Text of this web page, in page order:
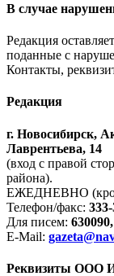
В случае
Редакция
поданные с
Контакты,
Редакция
г. Новосибирск,
Лаврентьева, 14
(вход с правой
района).
ЕЖЕДНЕВНО
Телефон/факс:
Для писем:
E-Mail:
Реквизиты ООО